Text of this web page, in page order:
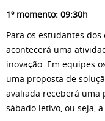
1º momento: 09:30h
Para os estudantes
acontecerá uma
inovação. Em equipes
uma proposta de
avaliada receberá uma
sábado letivo, ou seja,